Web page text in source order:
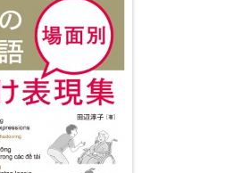
な会話
、読んでみましょう
国語の対訳付き
学んでいる人にもおススメ